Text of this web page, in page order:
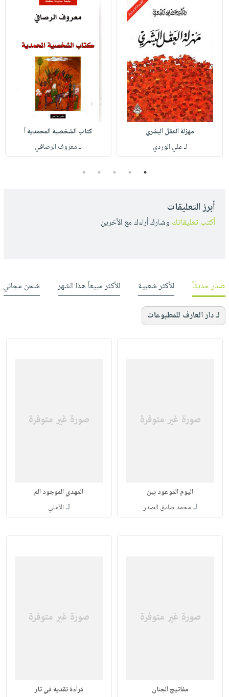
مهزلة العقل البشري
لـ علي الوردي
كتاب الشخصية المحمدية أ
لـ معروف الرصافي
1
2
3
4
5
أبرز التعليقات
أكتب تعليقاتك وشارك أراءك مع الأخرين
صدر حديثاً الأكثر شعبية الأكثر مبيعاً هذا الشهر شحن مجاني
لـ دار العارف للمطبوعات
اليوم الموعود بين
لـ محمد صادق الصدر
المهدي الموجود الم
لـ الآملي
مفاتيج الجنان قراءة نقدية في تار